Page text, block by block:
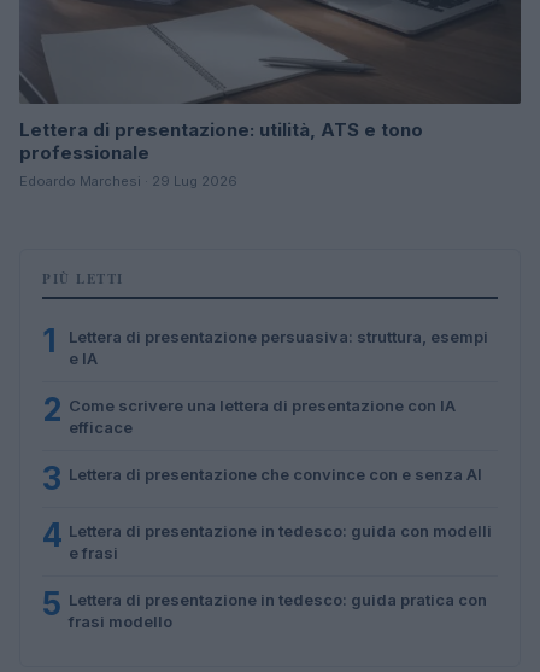
Lettera di presentazione: utilità, ATS e tono
professionale
Edoardo Marchesi · 29 Lug 2026
PIÙ LETTI
1
Lettera di presentazione persuasiva: struttura, esempi
e IA
2 Come scrivere una lettera di presentazione con IA
efficace
3 Lettera di presentazione che convince con e senza AI
4 Lettera di presentazione in tedesco: guida con modelli
e frasi
5 Lettera di presentazione in tedesco: guida pratica con
frasi modello